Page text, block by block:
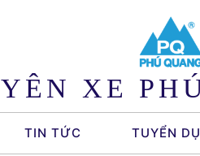
YÊN XE
TIN TỨC TUYỂN